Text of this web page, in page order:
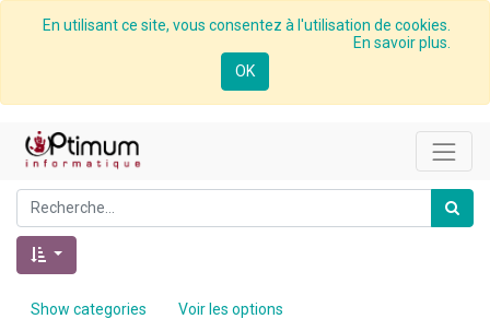
En utilisant ce site, vous consentez à l'utilisation de cookies.
En savoir plus.
OK
Show categories Voir les options